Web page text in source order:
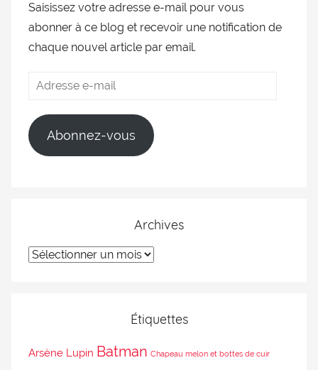
Saisissez votre adresse e-mail pour vous
abonner à ce blog et recevoir une notification de
chaque nouvel article par email.
Abonnez-vous
Archives
Étiquettes
Arsène Lupin Batman Chapeau melon et bottes de cuir